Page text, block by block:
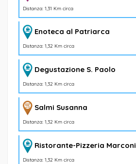
Distanza: 1,31 Km circa
Enoteca al Patriarca
Distanza: 1,32 Km circa
Degustazione S. Paolo
Distanza: 1,32 Km circa
Salmi Susanna
Distanza: 1,32 Km circa
Ristorante-Pizzeria Marconi
Distanza: 1,32 Km circa